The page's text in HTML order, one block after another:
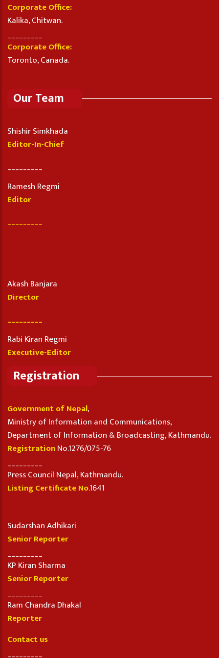
Corporate Office:
Kalika, Chitwan.
Corporate Office:
Toronto, Canada.
Our Team
Shishir Simkhada
Editor-In-Chief
Ramesh Regmi
Editor
_________
Akash Banjara
Director
_________
Rabi Kiran Regmi
Executive-Editor
Registration
Government of Nepal,
Ministry of Information and Communications,
Department of Information & Broadcasting, Kathmandu.
RegistrationNo.1276/075-76
Press Council Nepal, Kathmandu.
Listing Certificate No.1641
Sudarshan Adhikari
Senior Reporter
KP Kiran Sharma
Senior Reporter
Ram Chandra Dhakal
Reporter
Contact us